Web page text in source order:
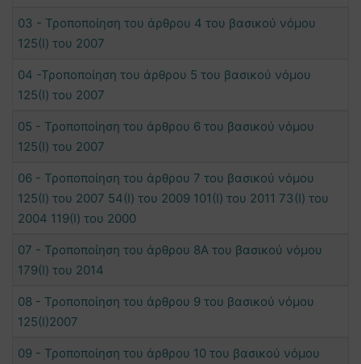
03 - Τροποποίηση του άρθρου 4 του βασικού νόμου
125(Ι) του 2007
04 -Τροποποίηση του άρθρου 5 του βασικού νόμου
125(Ι) του 2007
05 - Τροποποίηση του άρθρου 6 του βασικού νόμου
125(Ι) του 2007
06 - Τροποποίηση του άρθρου 7 του βασικού νόμου
125(Ι) του 2007 54(Ι) του 2009 101(Ι) του 2011 73(Ι) του
2004 119(Ι) του 2000
07 - Τροποποίηση του άρθρου 8Α του βασικού νόμου
179(Ι) του 2014
08 - Τροποποίηση του άρθρου 9 του βασικού νόμου
125(Ι)2007
09 - Τροποποίηση του άρθρου 10 του βασικού νόμου